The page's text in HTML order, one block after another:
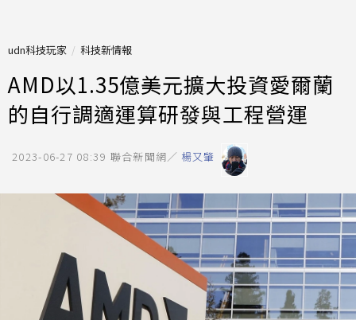
udn科技玩家 科技新情報
AMD以1.35億美元擴大投資愛爾蘭
的自行調適運算研發與工程營運
2023-06-27 08:39 聯合新聞網／ 楊又肇